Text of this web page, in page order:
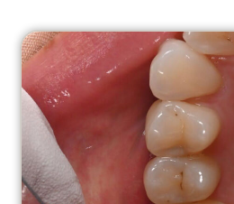
インプラント
小児歯科
審美歯科
義歯（入れ歯）